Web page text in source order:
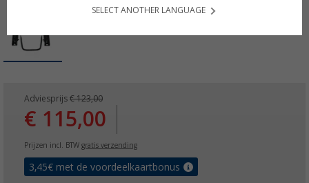
Adviesprijs € 123,00
€ 115,00
Prijzen incl. BTW gratis verzending
3,45€ met de voordeelkaartbonus
SELECT ANOTHER LANGUAGE